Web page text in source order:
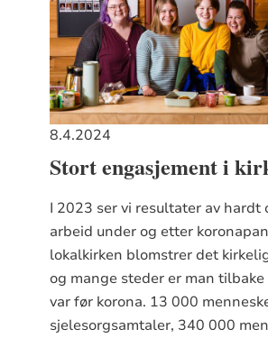
8.4.2024
Stort engasjement i
I 2023 ser vi resultater av hardt
arbeid under og etter
lokalkirken blomstrer det
og mange steder er man
var før korona. 13 000
sjelesorgsamtaler, 340 000